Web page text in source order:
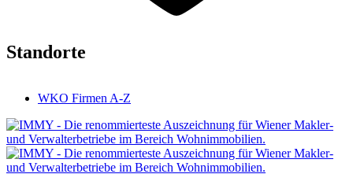
Standorte
WKO Firmen A-Z